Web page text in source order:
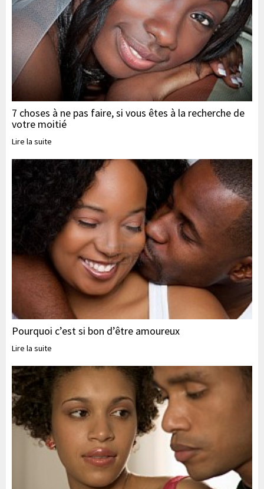
7 choses à ne pas faire, si vous êtes à la recherche de
votre moitié
Lire la suite
Pourquoi c’est si bon d’être amoureux
Lire la suite